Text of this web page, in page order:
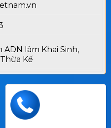
ADN làm Khai Sinh,
Kế